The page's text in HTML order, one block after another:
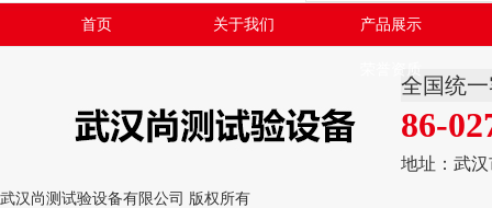
首页 关于我们 产品展示
全国统
86-
地址：武
武汉尚测试验设备有限公司 版权所有